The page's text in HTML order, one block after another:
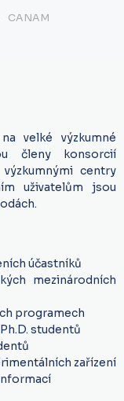
CANAM
velké výzkumné
členy konsorcií
centry
uživatelům jsou
účastníků
mezinárodních
programech
studentů
zařízení